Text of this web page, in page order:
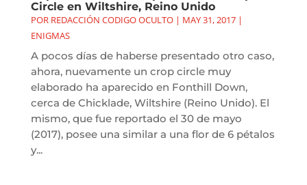
Circle en Wiltshire, Reino Unido
POR REDACCIÓN CODIGO OCULTO| MAY 31, 2017|
ENIGMAS
A pocos días de haberse presentado otro caso,
ahora, nuevamente un crop circle muy
elaborado ha aparecido en Fonthill Down,
cerca de Chicklade, Wiltshire (Reino Unido). El
mismo, que fue reportado el 30 de mayo
(2017), posee una similar a una flor de 6 pétalos
y...